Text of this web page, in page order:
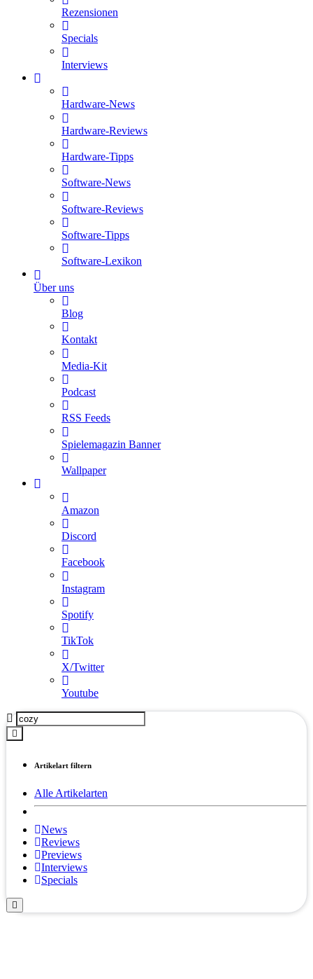
Rezensionen
Specials
Interviews
Hardware-News
Hardware-Reviews
Hardware-Tipps
Software-News
Software-Reviews
Software-Tipps
Software-Lexikon
Über uns
Blog
Kontakt
Media-Kit
Podcast
RSS Feeds
Spielemagazin Banner
Wallpaper
Amazon
Discord
Facebook
Instagram
Spotify
TikTok
X/Twitter
Youtube
Artikelart filtern
Alle Artikelarten
News
Reviews
Previews
Interviews
Specials